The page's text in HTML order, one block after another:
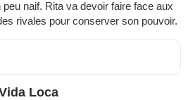
naif. Rita va devoir faire face aux
rivales pour conserver son pouvoir.
Loca